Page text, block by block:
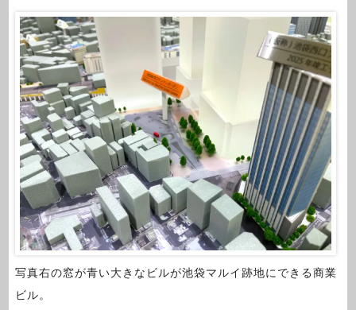
写真右の窓が青い大きなビルが池袋マルイ跡地にできる商業
ビル。